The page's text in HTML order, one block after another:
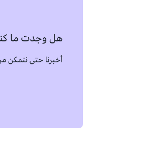
هل وجدت ما
أخبرنا حتى نتمكن